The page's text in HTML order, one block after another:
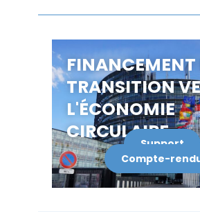
FINANCEMENT
TRANSITION
L'ÉCONOMIE
CIRCULAIRE
Support
Compte-